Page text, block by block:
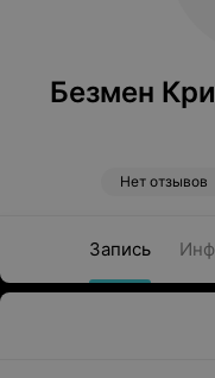
Безмен
Нет отзывов
Запись